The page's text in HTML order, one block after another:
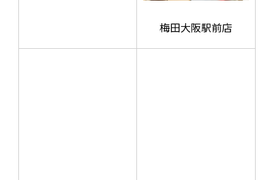
梅田大阪駅前店